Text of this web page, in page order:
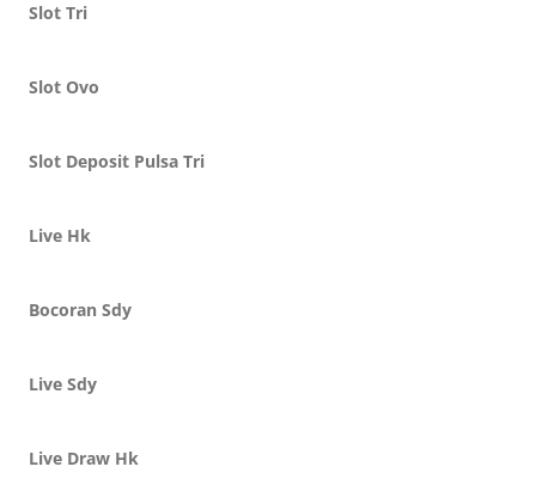
Slot Tri
Slot Ovo
Slot Deposit Pulsa Tri
Live Hk
Bocoran Sdy
Live Sdy
Live Draw Hk